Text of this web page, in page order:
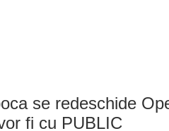
se redeschide
fi cu PUBLIC